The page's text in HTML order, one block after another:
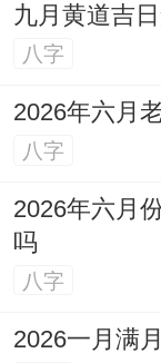
九月黄道吉
八字
2026年六月
八字
2026年六月
吗
八字
2026一月满